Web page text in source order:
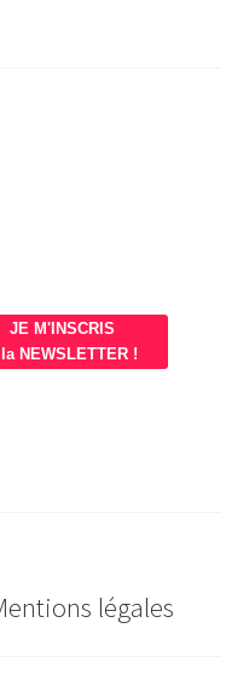
JE M'INSCRIS
NEWSLETTER !
légales